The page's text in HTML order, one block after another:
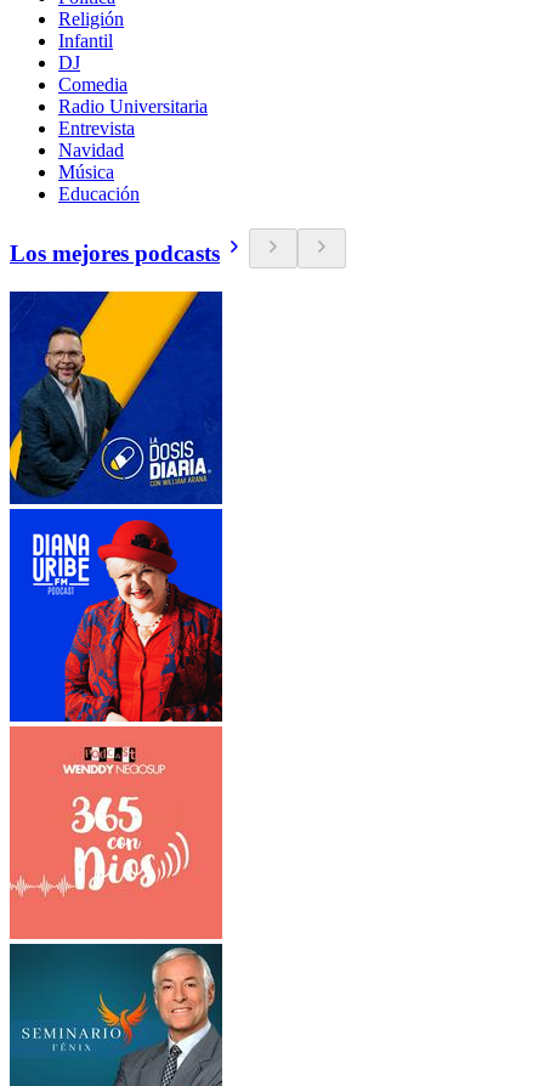
Religión
Infantil
DJ
Comedia
Radio Universitaria
Entrevista
Navidad
Música
Educación
Los mejores podcasts